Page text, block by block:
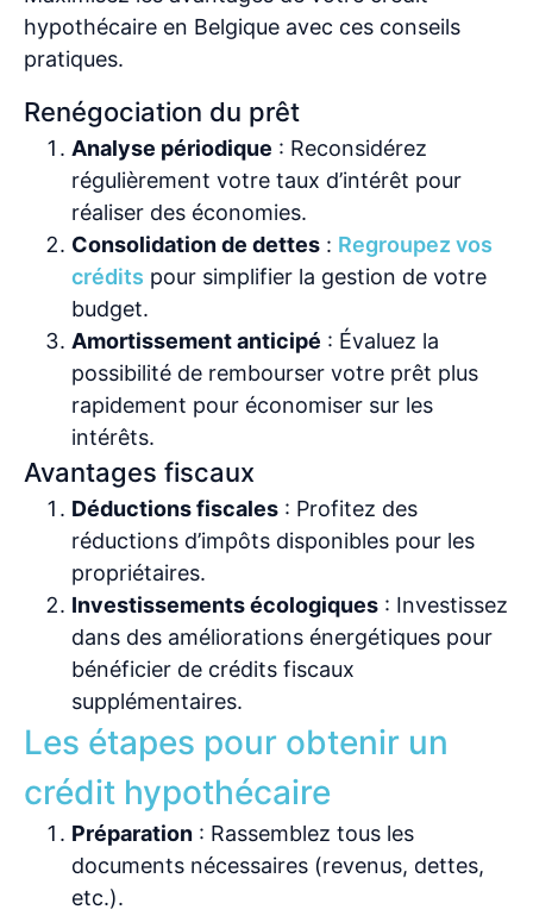
hypothécaire en Belgique avec ces conseils
pratiques.
Renégociation du prêt
Analyse périodique : Reconsidérez
régulièrement votre taux d’intérêt pour
réaliser des économies.
Consolidation de dettes : Regroupez vos
crédits pour simplifier la gestion de votre
budget.
Amortissement anticipé : Évaluez la
possibilité de rembourser votre prêt plus
rapidement pour économiser sur les
intérêts.
Avantages fiscaux
Déductions fiscales : Profitez des
réductions d’impôts disponibles pour les
propriétaires.
Investissements écologiques : Investissez
dans des améliorations énergétiques pour
bénéficier de crédits fiscaux
supplémentaires.
Les étapes pour obtenir un
crédit hypothécaire
Préparation : Rassemblez tous les
documents nécessaires (revenus, dettes,
etc.).